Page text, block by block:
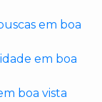
em boa
em boa
boa vista